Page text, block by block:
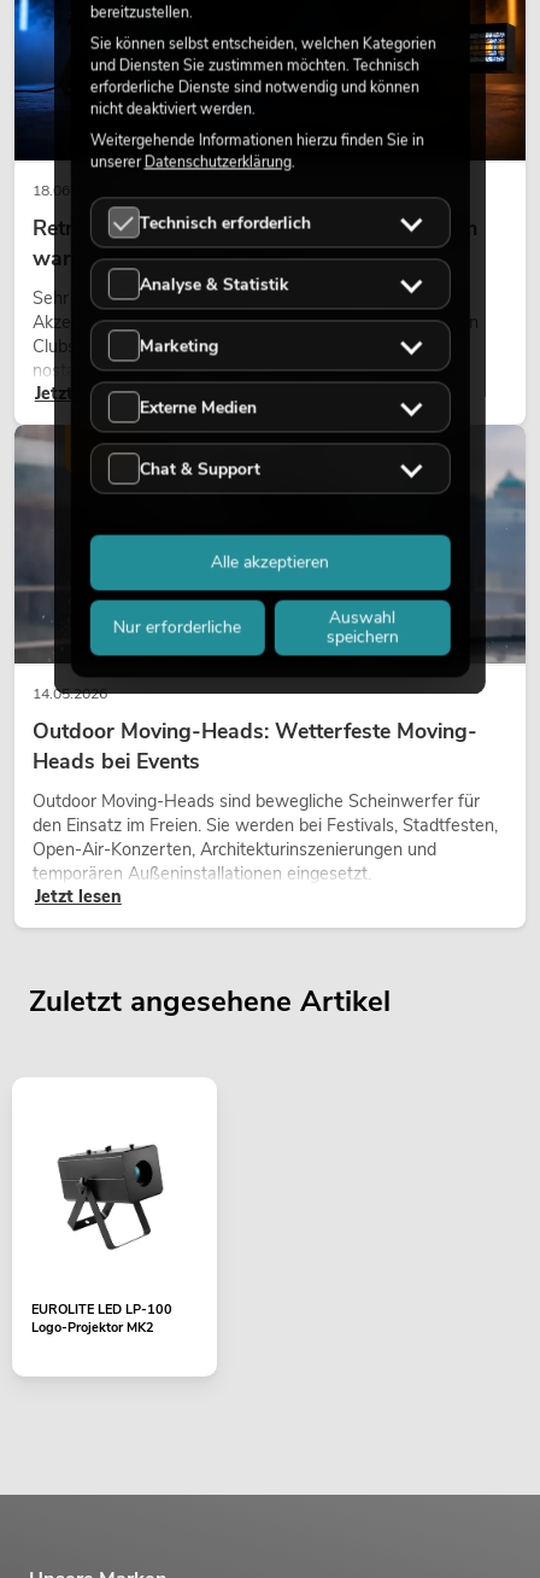
18.06.2026
Retro-Licht im modernen Lichtdesign: Warum
warmes Licht wieder wirkt
Sehr warmes Licht, sichtbare Leuchtflächen und farbige
Akzente prägen viele aktuelle Lichtdesigns auf Bühnen, in
Clubs und bei Events. Retro-Licht ist dabei kein rein
nostalgischer Effekt, sondern ein bewusst eingesetztes
Gestaltungsmittel: Es schafft Atmosphäre, gibt Szenen
Charakter und kann technische LED-Setups emotionaler
wirken lassen.
Jetzt lesen
14.05.2026
Outdoor Moving-Heads: Wetterfeste Moving-
Heads bei Events
Outdoor Moving-Heads sind bewegliche Scheinwerfer für
den Einsatz im Freien. Sie werden bei Festivals, Stadtfesten,
Open-Air-Konzerten, Architekturinszenierungen und
temporären Außeninstallationen eingesetzt.
Jetzt lesen
LICHT
Zuletzt angesehene Artikel
EUROLITE LED LP-100
Logo-Projektor MK2
bereitzustellen.
Sie können selbst entscheiden, welchen Kategorien
und Diensten Sie zustimmen möchten. Technisch
erforderliche Dienste sind notwendig und können
nicht deaktiviert werden.
Weitergehende Informationen hierzu finden Sie in
unsererDatenschutzerklärung.
Technisch erforderlich
Analyse & Statistik
Marketing
Externe Medien
Chat & Support
Nur erforderliche
Auswahl
speichern
Alle akzeptieren